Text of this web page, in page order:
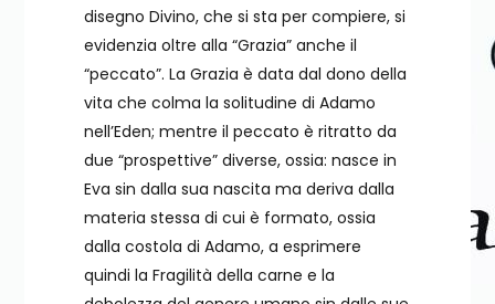
disegno Divino, che si sta per compiere, si
evidenzia oltre alla “Grazia” anche il
“peccato”. La Grazia è data dal dono della
vita che colma la solitudine di Adamo
nell’Eden; mentre il peccato è ritratto da
due “prospettive” diverse, ossia: nasce in
Eva sin dalla sua nascita ma deriva dalla
materia stessa di cui è formato, ossia
dalla costola di Adamo, a esprimere
quindi la Fragilità della carne e la